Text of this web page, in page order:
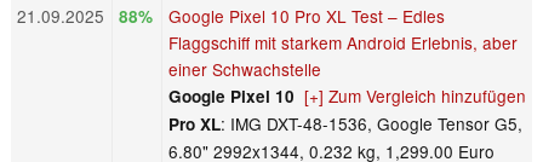
21.09.2025 88%
Google Pixel 10 Pro XL Test – Edles
Flaggschiff mit starkem Android Erlebnis, aber
einer Schwachstelle
[+] Zum Vergleich hinzufügen
Google Pixel 10
Pro XL: IMG DXT-48-1536, Google Tensor G5,
6.80" 2992x1344, 0.232 kg, 1,299.00 Euro